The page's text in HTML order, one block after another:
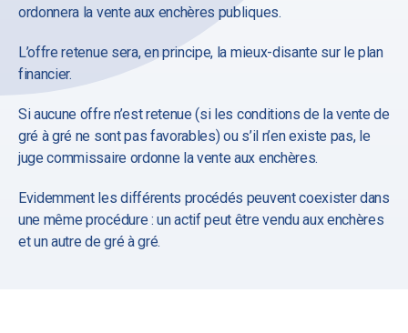
ordonnera la vente aux enchères publiques.
L’offre retenue sera, en principe, la mieux-disante sur le plan
financier.
Si aucune offre n’est retenue (si les conditions de la vente de
gré à gré ne sont pas favorables) ou s’il n’en existe pas, le
juge commissaire ordonne la vente aux enchères.
Evidemment les différents procédés peuvent coexister dans
une même procédure : un actif peut être vendu aux enchères
et un autre de gré à gré.